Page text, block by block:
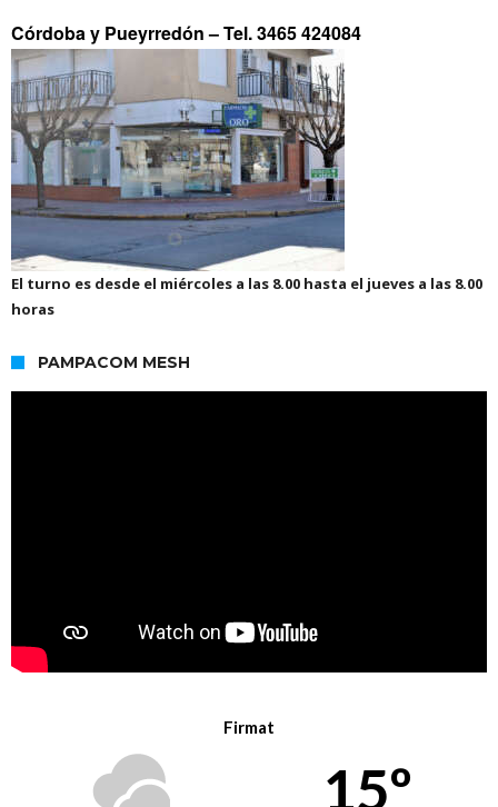
Córdoba y Pueyrredón –Tel. 3465 424084
El turno es desde el miércoles a las 8.00 hasta el jueves a las 8.00
horas
PAMPACOM MESH
Firmat
15º